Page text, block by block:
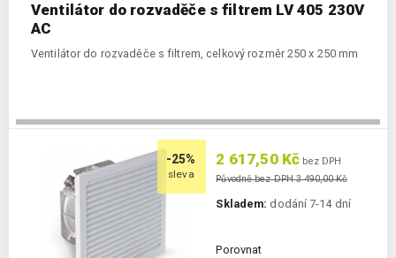
Ventilátor do rozvaděče s filtrem LV 405 230V
AC
Ventilátor do rozvaděče s filtrem, celkový rozměr 250 x 250 mm
-25%
sleva
2 617,50 Kč bez DPH
Původně bez DPH 3 490,00 Kč
Skladem: dodání 7-14 dní
Porovnat